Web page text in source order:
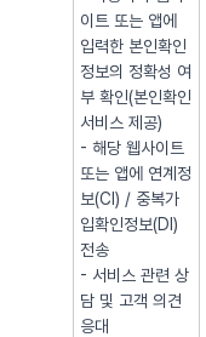
이트 또는 앱에
입력한 본인확인
정보의 정확성 여
부 확인(본인확인
서비스 제공)
- 해당 웹사이트
또는 앱에 연계정
보(CI) / 중복가
입확인정보(DI)
전송
- 서비스 관련 상
담 및 고객 의견
응대